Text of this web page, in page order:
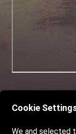
Home
Cookie
We and selected